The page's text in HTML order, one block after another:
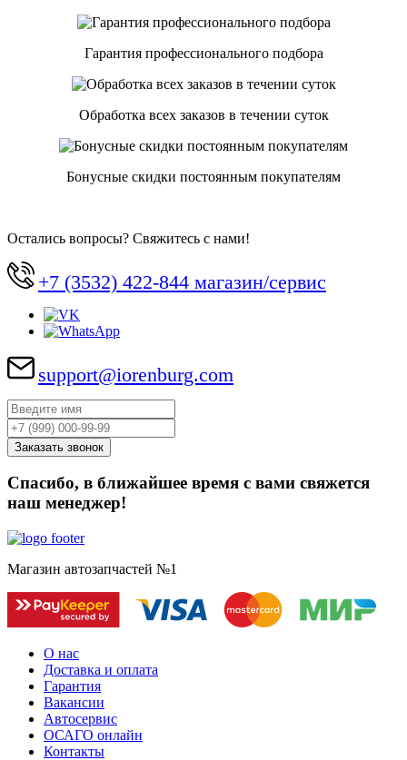
Гарантия профессионального подбора
Обработка всех заказов в течении суток
Бонусные скидки постоянным покупателям
Остались вопросы? Свяжитесь с нами!
+7 (3532) 422-844 магазин/сервис
support@iorenburg.com
Спасибо, в ближайшее время с вами свяжется
наш менеджер!
Магазин автозапчастей №1
О нас
Доставка и оплата
Гарантия
Вакансии
Автосервис
ОСАГО онлайн
Контакты